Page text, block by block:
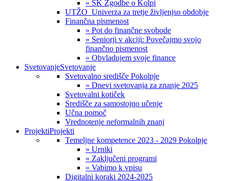
» ŠK Zgodbe o Kolpi
UTŽO_Univerza za tretje življenjso obdobje
Finančna pismenost
» Pot do finančne svobode
» Seniorji v akciji: Povečajmo svojo
finančno pismenost
» Obvladujem svoje finance
SvetovanjeSvetovanje
Svetovalno središče Pokolpje
» Dnevi svetovanja za znanje 2025
Svetovalni kotiček
Središče za samostojno učenje
Učna pomoč
Vrednotenje neformalnih znanj
ProjektiProjekti
Temeljne kompetence 2023 - 2029 Pokolpje
» Urniki
» Zaključeni programi
» Vabimo k vpisu
Digitalni koraki 2024-2025